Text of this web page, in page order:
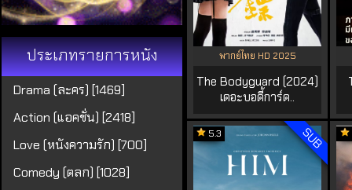
ประเภทรายการหนัง
Drama (ละคร) [1469]
Action (แอคชั่น) [2418]
Love (หนังความรัก) [700]
Comedy (ตลก) [1028]
พากย์ไทย HD 2025
The Bodyguard (2024)
เดอะบอดี้การ์ด..
SUB
5.3